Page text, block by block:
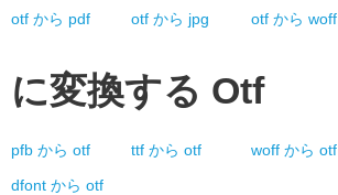
otf から pdf otf から jpg otf から woff
に変換する Otf
pfb から otf ttf から otf woff から otf
dfont から otf